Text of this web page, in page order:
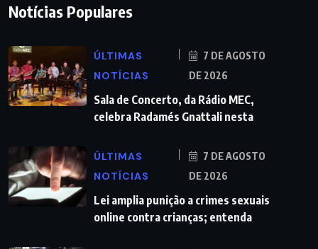
Notícias Populares
ÚLTIMAS
NOTÍCIAS
7 DE AGOSTO
DE 2026
Sala de Concerto, da Rádio MEC,
celebra Radamés Gnattali nesta
ÚLTIMAS
NOTÍCIAS
7 DE AGOSTO
DE 2026
Lei amplia punição a crimes sexuais
online contra crianças; entenda